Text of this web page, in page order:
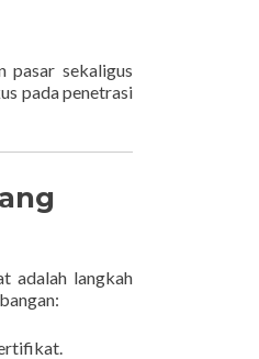
pasar sekaligus
pada penetrasi
adalah langkah